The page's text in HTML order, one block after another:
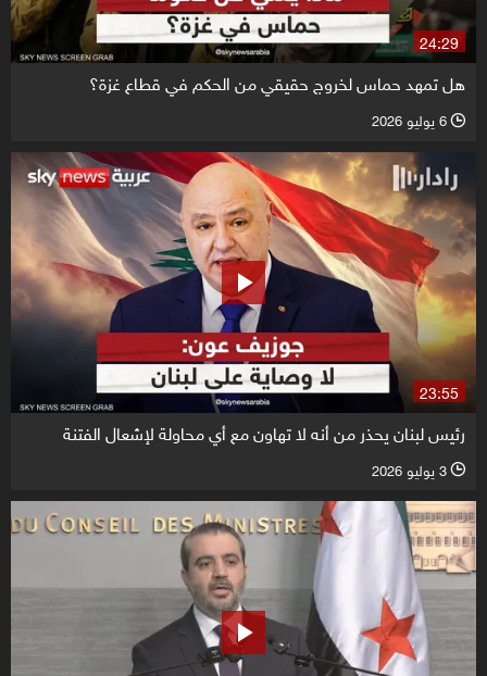
24:29
هل تمهد حماس لخروج حقيقي من الحكم في قطاع غزة؟
l 6 يوليو 2026
23:55
رئيس لبنان يحذر من أنه لا تهاون مع أي محاولة لإشعال الفتنة
l 3 يوليو 2026